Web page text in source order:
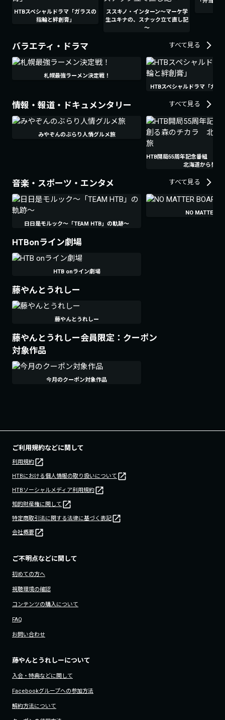
HTBスペシャルドラマ「ガラスの
指輪と絆創膏」
ススキノ・インターン～マーケ学
生ユキナの、スナック立て直し記
～
バラエティ・ドラマ すべて見る
札幌最強ラーメン決定戦！
HTBスペシャルドラマ「ガラ
情報・報道・ドキュメンタリー すべて見る
みやぞんのぶらり人情グルメ旅
HTB開局55周年記念番組 未
北海道から発見
音楽・スポーツ・エンタメ すべて見る
日日是モルック～「TEAM HTB」の軌跡～
NO MATTER
HTBonライン劇場
HTB onライン劇場
藤やんとうれしー
藤やんとうれしー
藤やんとうれしー会員限定：クーポン
対象作品
今月のクーポン対象作品
ご利用規約などに関して
利用規約
HTBにおける個人情報の取り扱いについて
HTBソーシャルメディア利用規約
知的財産権に関して
特定商取引法に関する法律に基づく表記
会社概要
ご不明点などに関して
初めての方へ
視聴環境の確認
コンテンツの購入について
FAQ
お問い合わせ
藤やんとうれしーについて
入会・特典などに関して
Facebookグループへの参加方法
解約方法について